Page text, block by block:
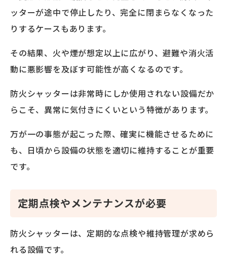
ッターが途中で停止したり、完全に閉まらなくなった
りするケースもあります。
その結果、火や煙が想定以上に広がり、避難や消火活
動に悪影響を及ぼす可能性が高くなるのです。
防火シャッターは非常時にしか使用されない設備だか
らこそ、異常に気付きにくいという特徴があります。
万が一の事態が起こった際、確実に機能させるために
も、日頃から設備の状態を適切に維持することが重要
です。
定期点検やメンテナンスが必要
防火シャッターは、定期的な点検や維持管理が求めら
れる設備です。